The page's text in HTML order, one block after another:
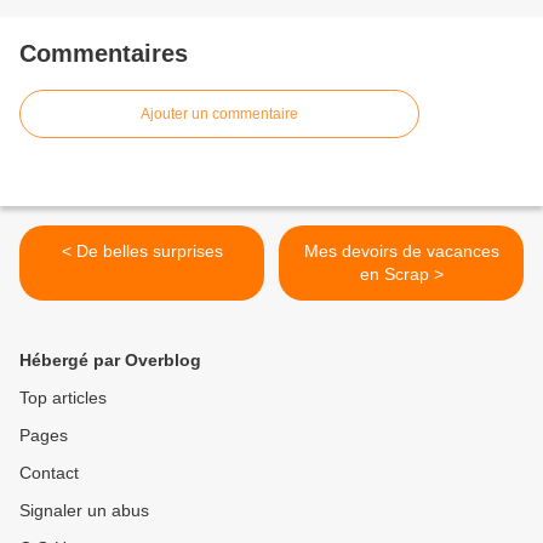
Commentaires
Ajouter un commentaire
< De belles surprises
Mes devoirs de vacances
en Scrap >
Hébergé par Overblog
Top articles
Pages
Contact
Signaler un abus